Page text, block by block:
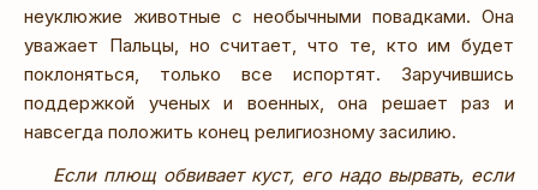
неуклюжие животные с необычными повадками. Она
уважает Пальцы, но считает, что те, кто им будет
поклоняться, только все испортят. Заручившись
поддержкой ученых и военных, она решает раз и
навсегда положить конец религиозному засилию.
Если плющ обвивает куст, его надо вырвать, если